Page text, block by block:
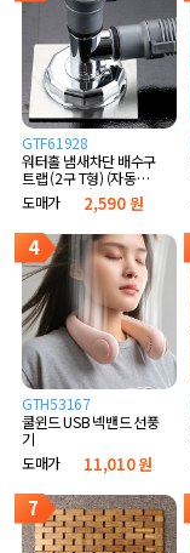
GTF61928
워터홀 냄새차단 배수구
트랩 (2구 T형) (자동개
폐 실리콘형)
도매가 2,590 원
4
GTH53167
쿨윈드 USB 넥밴드 선풍
기
도매가
11,010 원
7